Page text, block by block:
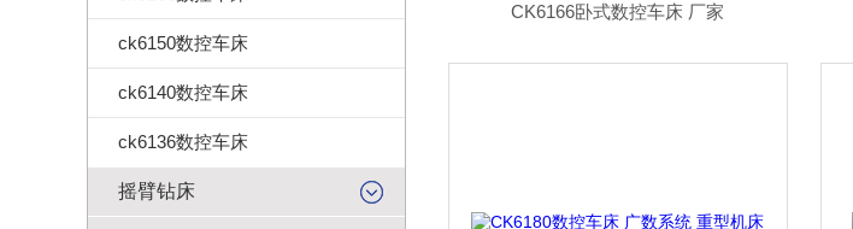
ck6150数控车床
ck6140数控车床
ck6136数控车床
摇臂钻床
CK6166卧式数控车床 厂家